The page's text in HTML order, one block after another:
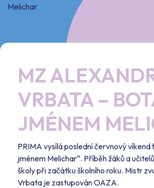
Melichar
MZ
VRBATA –
JMÉNEM
PRIMA vysílá poslední červnový víkend
jménem Melichar“. Příběh žáků a
školy při začátku školního roku. Mistr
Vrbata je zastupován OAZA.